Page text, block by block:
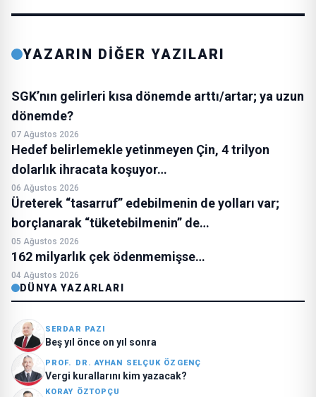
YAZARIN DİĞER YAZILARI
SGK’nın gelirleri kısa dönemde arttı/artar; ya uzun
dönemde?
07 Ağustos 2026
Hedef belirlemekle yetinmeyen Çin, 4 trilyon
dolarlık ihracata koşuyor…
06 Ağustos 2026
Üreterek “tasarruf” edebilmenin de yolları var;
borçlanarak “tüketebilmenin” de…
05 Ağustos 2026
162 milyarlık çek ödenmemişse…
04 Ağustos 2026
DÜNYA YAZARLARI
SERDAR PAZI
Beş yıl önce on yıl sonra
PROF. DR. AYHAN SELÇUK ÖZGENÇ
Vergi kurallarını kim yazacak?
KORAY ÖZTOPÇU